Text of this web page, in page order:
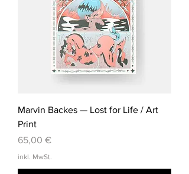
Marvin Backes — Lost for Life / Art
Print
Preis
65,00 €
inkl. MwSt.